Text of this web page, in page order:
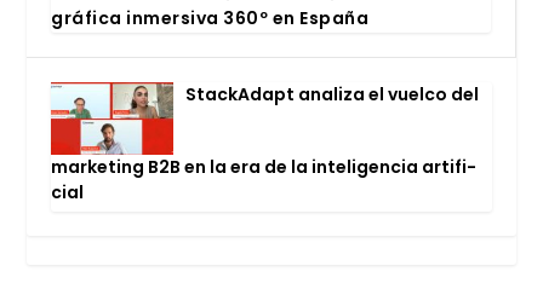
grá­fi­ca inmer­si­va 360º en Espa­ña
Stac­kA­dapt ana­li­za el vuel­co del
mar­ke­ting B2B en la era de la inte­li­gen­cia arti­fi­
cial